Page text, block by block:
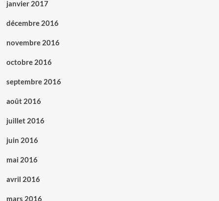
janvier 2017
décembre 2016
novembre 2016
octobre 2016
septembre 2016
août 2016
juillet 2016
juin 2016
mai 2016
avril 2016
mars 2016